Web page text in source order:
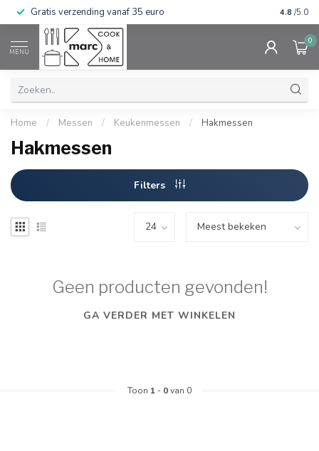
Gratis verzending vanaf 35 euro 4.8 /5.0
MENU
0
Home / Messen / Keukenmessen / Hakmessen
Hakmessen
Filters
Geen producten gevonden!
GA VERDER MET WINKELEN
Toon 1 - 0van 0